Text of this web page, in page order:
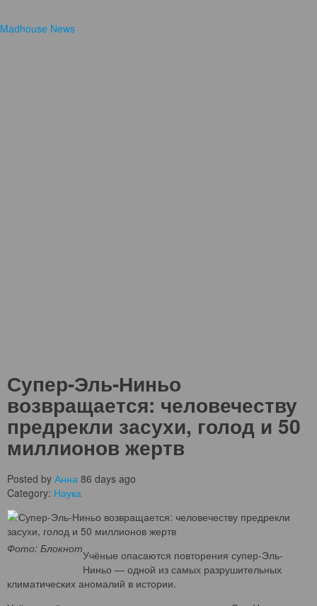
Madhouse News
Супер-Эль-Ниньо
возвращается: человечеству
предрекли засухи, голод и 50
миллионов жертв
Posted by Анна 86 days ago
Category: Наука
Фото: БлокнотУчёные опасаются повторения супер-Эль-
Ниньо — одной из самых разрушительных
климатических аномалий в истории.